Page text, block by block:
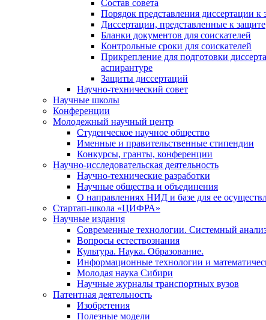
Состав совета
Порядок представления диссертации к
Диссертации, представленные к защите
Бланки документов для соискателей
Контрольные сроки для соискателей
Прикрепление для подготовки
аспирантуре
Защиты диссертаций
Научно-технический совет
Научные школы
Конференции
Молодежный научный центр
Студенческое научное общество
Именные и правительственные стипендии
Конкурсы, гранты, конференции
Научно-исследовательская деятельность
Научно-технические разработки
Научные общества и объединения
О направлениях НИД и базе для ее
Стартап-школа «ЦИФРА»
Научные издания
Современные технологии. Системный
Вопросы естествознания
Культура. Наука. Образование.
Информационные технологии и
Молодая наука Сибири
Научные журналы транспортных вузов
Патентная деятельность
Изобретения
Полезные модели